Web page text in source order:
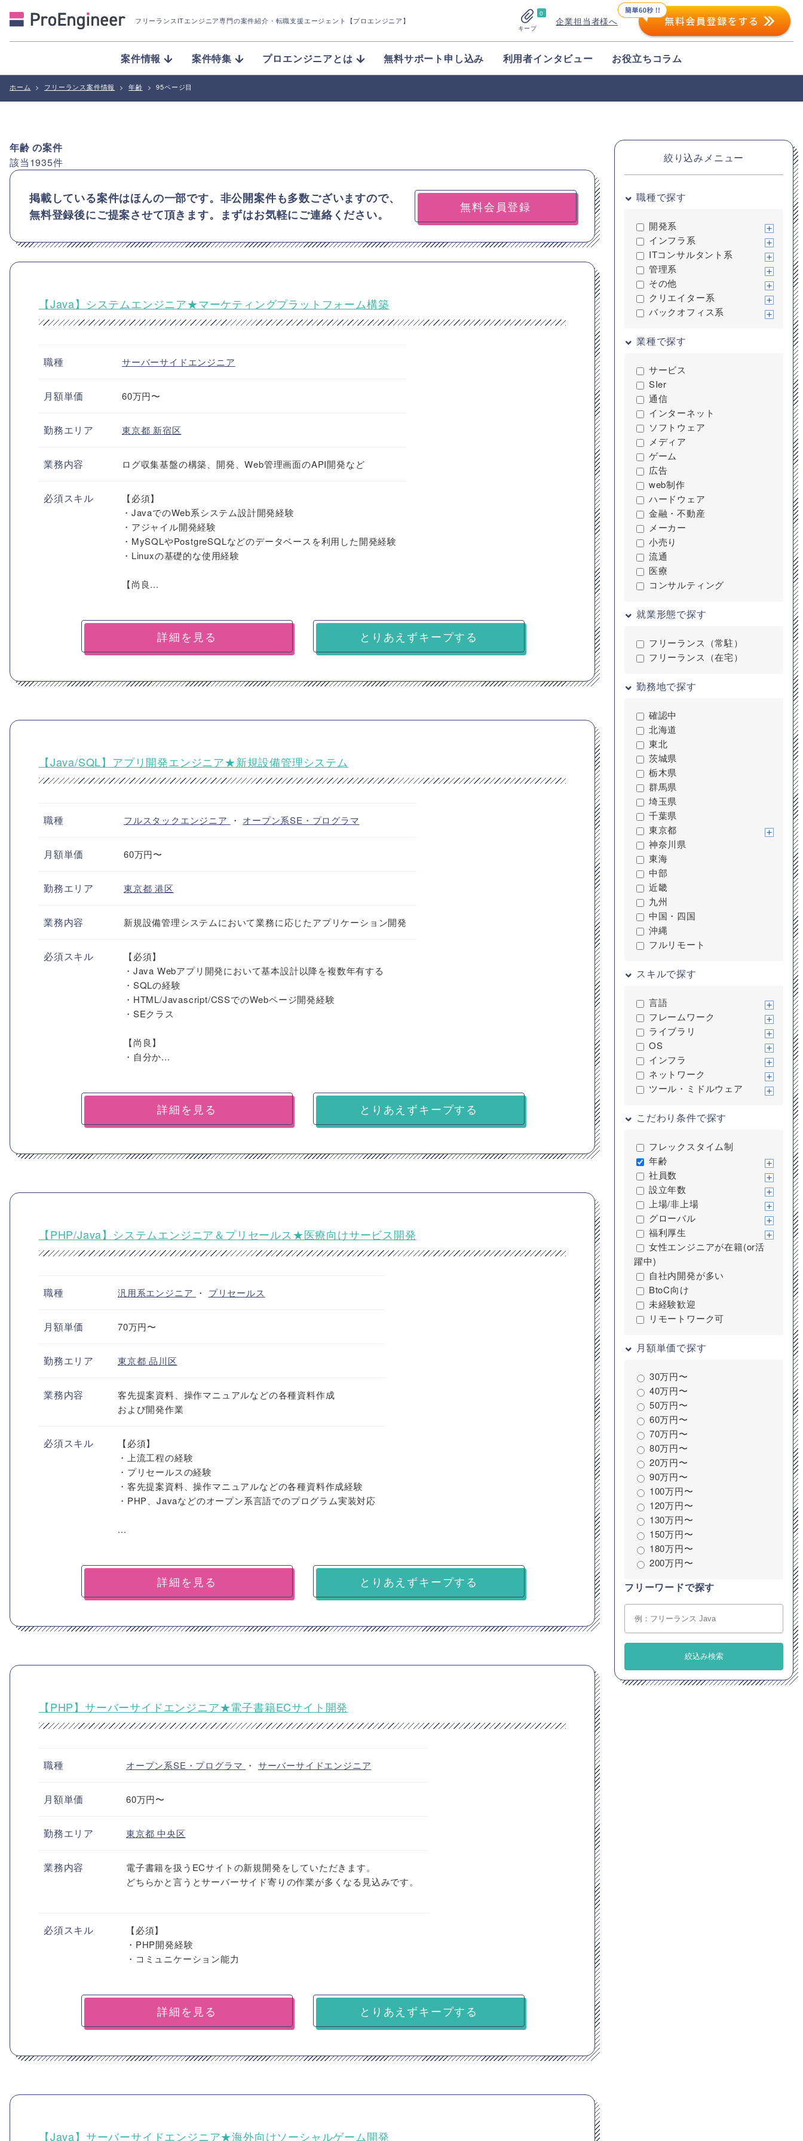
フリーランスITエンジニア専門の案件紹介 ・転職支援エージェント【プロエンジニア】
0
キープ
企業担当者様へ
案件情報 案件特集 プロエンジニアとは 無料サポート申し込み 利用者インタビュー お役立ちコラム
ホーム > フリーランス案件情報 > 年齢 > 95ページ目
年齢の案件
該当1935件
掲載している案件はほんの一部です。非公開案件も多数ございますので、
無料登録後にご提案させて頂きます。まずはお気軽にご連絡ください。
無料会員登録
【Java】システムエンジニア★マーケティングプラットフォーム構築
職種 サーバーサイドエンジニア
月額単価 60万円〜
勤務エリア 東京都 新宿区
業務内容 ログ収集基盤の構築、開発、Web管理画面のAPI開発など
必須スキル
【必須】
・JavaでのWeb系システム設計開発経験
・アジャイル開発経験
・MySQLやPostgreSQLなどのデータベースを利用した開発経験
・Linuxの基礎的な使用経験
【尚良...
詳細を見る とりあえずキープする
【Java/SQL】アプリ開発エンジニア★新規設備管理システム
職種 フルスタックエンジニア ・ オープン系SE・プログラマ
月額単価 60万円〜
勤務エリア 東京都港区
業務内容 新規設備管理システムにおいて業務に応じたアプリケーション開発
必須スキル
【必須】
・Java Webアプリ開発において基本設計以降を複数年有する
・SQLの経験
・HTML/Javascript/CSSでのWebページ開発経験
・SEクラス
【尚良】
・自分か...
詳細を見る とりあえずキープする
【PHP/Java】システムエンジニア＆プリセールス★医療向けサービス開発
職種 汎用系エンジニア ・ プリセールス
月額単価 70万円〜
勤務エリア 東京都品川区
業務内容
客先提案資料、操作マニュアルなどの各種資料作成
および開発作業
必須スキル
【必須】
・上流工程の経験
・プリセールスの経験
・客先提案資料、操作マニュアルなどの各種資料作成経験
・PHP、Javaなどのオープン系言語でのプログラム実装対応
...
詳細を見る とりあえずキープする
【PHP】サーバーサイドエンジニア★電子書籍ECサイト開発
職種 オープン系SE・プログラマ ・ サーバーサイドエンジニア
月額単価 60万円〜
勤務エリア 東京都中央区
業務内容
電子書籍を扱うECサイトの新規開発をしていただきます。
どちらかと言うとサーバーサイド寄りの作業が多くなる見込みです。
必須スキル
【必須】
・PHP開発経験
・コミュニケーション能力
詳細を見る とりあえずキープする
【Java】サーバーサイドエンジニア★海外向けソーシャルゲーム開発
絞り込みメニュー
職種で探す
開発系
インフラ系
ITコンサルタント系
管理系
その他
クリエイター系
バックオフィス系
業種で探す
サービス
SIer
通信
インターネット
ソフトウェア
メディア
ゲーム
広告
web制作
ハードウェア
金融・不動産
メーカー
小売り
流通
医療
コンサルティング
就業形態で探す
フリーランス（常駐）
フリーランス（在宅）
勤務地で探す
確認中
北海道
東北
茨城県
栃木県
群馬県
埼玉県
千葉県
東京都
神奈川県
東海
中部
近畿
九州
中国・四国
沖縄
フルリモート
スキルで探す
言語
フレームワーク
ライブラリ
OS
インフラ
ネットワーク
ツール・ミドルウェア
こだわり条件で探す
フレックスタイム制
年齢
社員数
設立年数
上場/非上場
グローバル
福利厚生
女性エンジニアが在籍(or活
躍中)
自社内開発が多い
BtoC向け
未経験歓迎
リモートワーク可
月額単価で探す
30万円〜
40万円〜
50万円〜
60万円〜
70万円〜
80万円〜
20万円〜
90万円〜
100万円〜
120万円〜
130万円〜
150万円〜
180万円〜
200万円〜
フリーワードで探す